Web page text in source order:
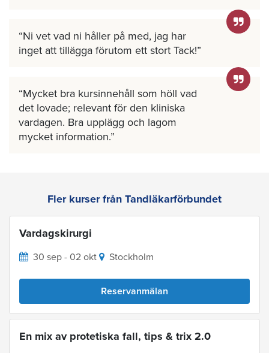
Ni vet vad ni håller på med, jag har
inget att tillägga förutom ett stort Tack!
Mycket bra kursinnehåll som höll vad
det lovade; relevant för den kliniska
vardagen. Bra upplägg och lagom
mycket information.
Fler kurser från Tandläkarförbundet
Vardagskirurgi
30 sep - 02 okt Stockholm
Reservanmälan
En mix av protetiska fall, tips & trix 2.0